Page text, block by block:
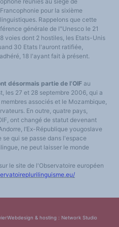
pour la sixième
Rappelons que cette
générale de l"Unesco le 21
voies dont 2 hostiles, les Etats-Unis
30 Etats l'auront ratifiée,
18 l'ayant fait à présent.
désormais partie de l’OIF au
les 27 et 28 septembre 2006, qui a
associés et le Mozambique,
En outre, quatre pays,
ont changé de statut devenant
l’Ex-République yougoslave
qui se passe dans l'espace
ne peut laisser le monde
le site de l'Observatoire européen
Webdesign & hosting : Network Studio